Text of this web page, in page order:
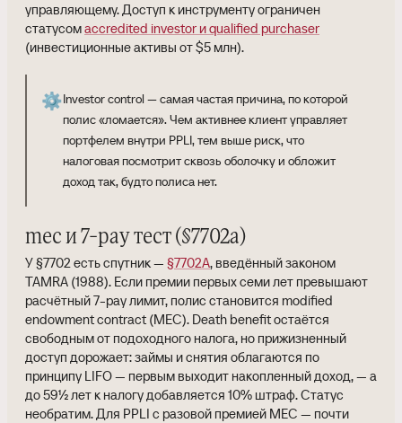
управляющему. Доступ к инструменту ограничен
статусомaccredited investor и qualified purchaser
(инвестиционные активы от $5 млн).
⚙️Investor control — самая частая причина, по которой
полис «ломается». Чем активнее клиент управляет
портфелем внутри PPLI, тем выше риск, что
налоговая посмотрит сквозь оболочку и обложит
доход так, будто полиса нет.
mec и 7-pay тест (§7702a)
У §7702 есть спутник — §7702A, введённый законом
TAMRA (1988). Если премии первых семи лет превышают
расчётный 7-pay лимит, полис становится modified
endowment contract (MEC). Death benefit остаётся
свободным от подоходного налога, но прижизненный
доступ дорожает: займы и снятия облагаются по
принципу LIFO — первым выходит накопленный доход, — а
до 59½ лет к налогу добавляется 10% штраф. Статус
необратим. Для PPLI с разовой премией MEC — почти